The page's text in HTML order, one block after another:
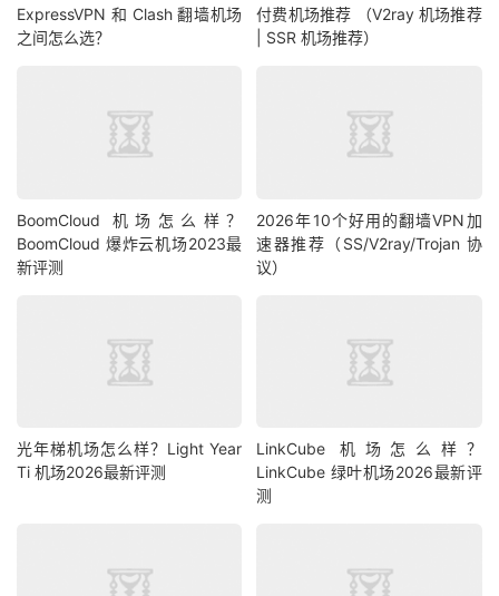
ExpressVPN 和 Clash 翻墙机场
之间怎么选？
付费机场推荐 （V2ray 机场推荐
| SSR 机场推荐）
BoomCloud 机场怎么样？
BoomCloud 爆炸云机场2023最
新评测
2026年10个好用的翻墙VPN加
速器推荐（SS/V2ray/Trojan 协
议）
光年梯机场怎么样？Light Year
Ti 机场2026最新评测
LinkCube 机场怎么样？
LinkCube 绿叶机场2026最新评
测